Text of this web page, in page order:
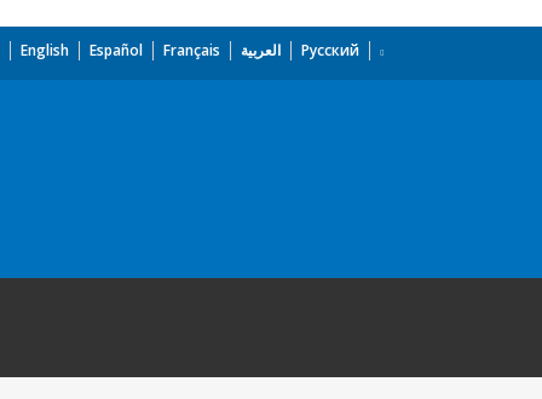
English Español Français العربية Русский